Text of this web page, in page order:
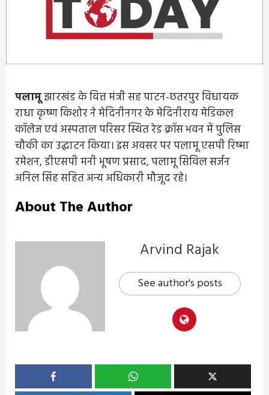
पलामूझारखंड के वित्त मंत्री सह पाटन-छतरपुर विधायक
राधा कृष्ण किशोर ने मेदिनीनगर के मेदिनीराय मेडिकल
कॉलेज एवं अस्पताल परिसर स्थित रेड क्रॉस भवन में पुलिस
चौकी का उद्घाटन किया। इस अवसर पर पलामू एसपी रिष्मा
रमेशन, डीएसपी मनी भूषण प्रसाद, पलामू सिविल सर्जन
अनिल सिंह सहित अन्य अधिकारी मौजूद रहे।
About The Author
Arvind Rajak
See author's posts